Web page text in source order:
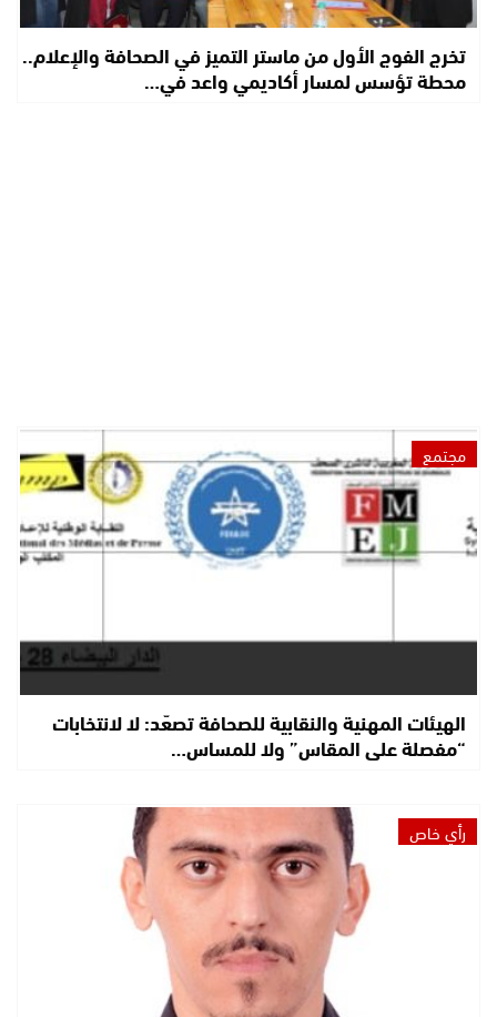
تخرج الفوج الأول من ماستر التميز في الصحافة والإعلام..
محطة تؤسس لمسار أكاديمي واعد في…
مجتمع
الهيئات المهنية والنقابية للصحافة تصعّد: لا لانتخابات
“مفصلة على المقاس” ولا للمساس…
رأي خاص